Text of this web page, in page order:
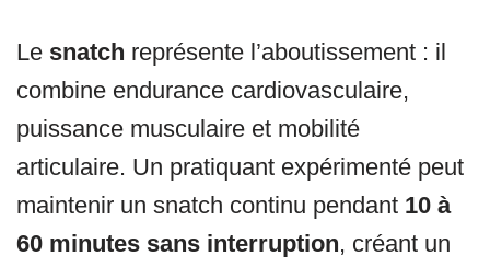
Le snatch représente l’aboutissement : il
combine endurance cardiovasculaire,
puissance musculaire et mobilité
articulaire. Un pratiquant expérimenté peut
maintenir un snatch continu pendant 10 à
60 minutes sans interruption, créant un